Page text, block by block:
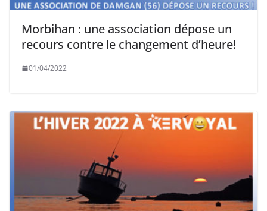
Morbihan : une association dépose un
recours contre le changement d’heure!
01/04/2022